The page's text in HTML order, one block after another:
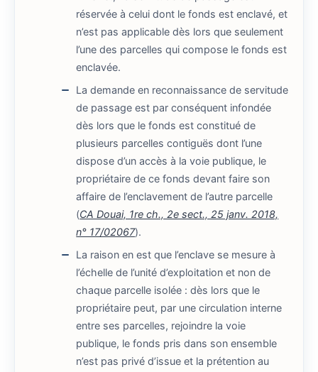
réservée à celui dont le fonds est enclavé, et
n’est pas applicable dès lors que seulement
l’une des parcelles qui compose le fonds est
enclavée.
La demande en reconnaissance de servitude
de passage est par conséquent infondée
dès lors que le fonds est constitué de
plusieurs parcelles contiguës dont l’une
dispose d’un accès à la voie publique, le
propriétaire de ce fonds devant faire son
affaire de l’enclavement de l’autre parcelle
(CA Douai, 1re ch., 2e sect., 25 janv. 2018,
n° 17/02067).
La raison en est que l’enclave se mesure à
l’échelle de l’unité d’exploitation et non de
chaque parcelle isolée : dès lors que le
propriétaire peut, par une circulation interne
entre ses parcelles, rejoindre la voie
publique, le fonds pris dans son ensemble
n’est pas privé d’issue et la prétention au